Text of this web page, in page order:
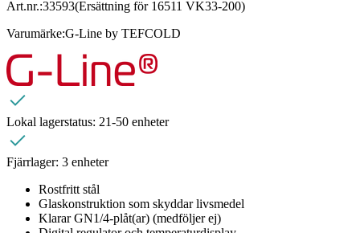
Art.nr.:33593(Ersättning för 16511 VK33-200)
Varumärke:G-Line by TEFCOLD
Lokal lagerstatus: 21-50 enheter
Fjärrlager: 3 enheter
Rostfritt stål
Glaskonstruktion som skyddar livsmedel
Klarar GN1/4-plåt(ar) (medföljer ej)